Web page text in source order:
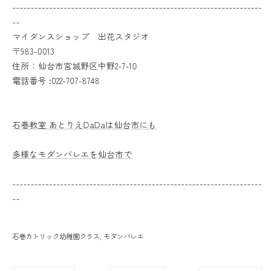
--------------------------------------------------------------------
--
マイダンスショップ 出花スタジオ
〒983-0013
住所：仙台市宮城野区中野2-7-10
電話番号 :022-707-8748
石巻教室 あとりえDaDaは仙台市にも
多様なモダンバレエを仙台市で
--------------------------------------------------------------------
--
石巻カトリック幼稚園クラス モダンバレエ